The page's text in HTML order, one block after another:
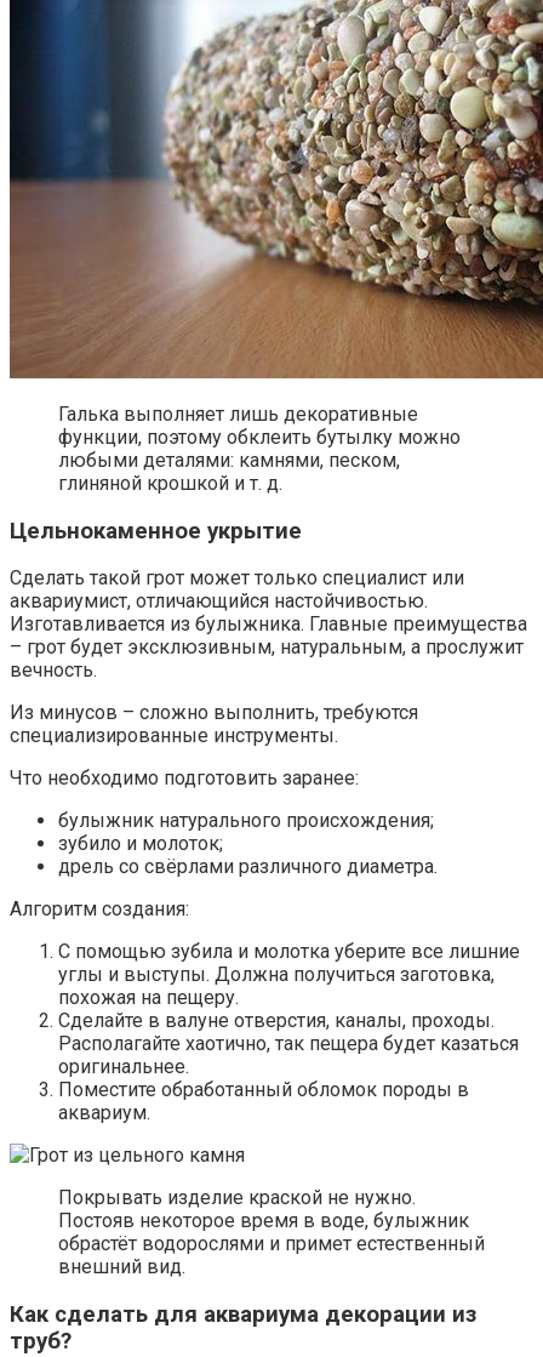
Галька выполняет лишь декоративные
функции, поэтому обклеить бутылку можно
любыми деталями: камнями, песком,
глиняной крошкой и т. д.
Цельнокаменное укрытие
Сделать такой грот может только специалист или
аквариумист, отличающийся настойчивостью.
Изготавливается из булыжника. Главные преимущества
– грот будет эксклюзивным, натуральным, а прослужит
вечность.
Из минусов – сложно выполнить, требуются
специализированные инструменты.
Что необходимо подготовить заранее:
булыжник натурального происхождения;
зубило и молоток;
дрель со свёрлами различного диаметра.
Алгоритм создания:
С помощью зубила и молотка уберите все лишние
углы и выступы. Должна получиться заготовка,
похожая на пещеру.
Сделайте в валуне отверстия, каналы, проходы.
Располагайте хаотично, так пещера будет казаться
оригинальнее.
Поместите обработанный обломок породы в
аквариум.
Покрывать изделие краской не нужно.
Постояв некоторое время в воде, булыжник
обрастёт водорослями и примет естественный
внешний вид.
Как сделать для аквариума декорации из
труб?